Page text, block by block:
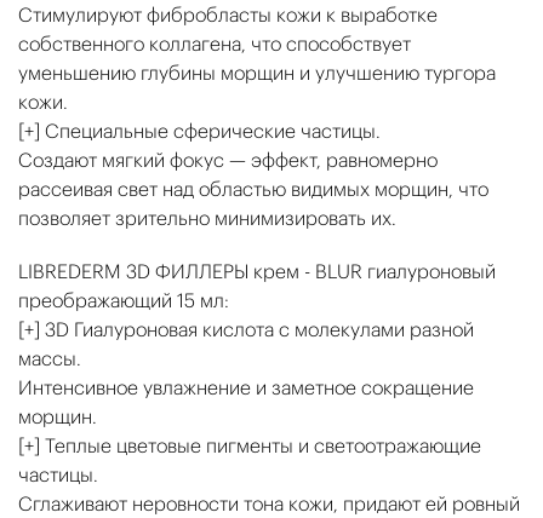
Стимулируют фибробласты кожи к выработке
собственного коллагена, что способствует
уменьшению глубины морщин и улучшению тургора
кожи.
[+] Специальные сферические частицы.
Создают мягкий фокус — эффект, равномерно
рассеивая свет над областью видимых морщин, что
позволяет зрительно минимизировать их.
LIBREDERM 3D ФИЛЛЕРЫ крем - BLUR гиалуроновый
преображающий 15 мл:
[+] 3D Гиалуроновая кислота c молекулами разной
массы.
Интенсивное увлажнение и заметное сокращение
морщин.
[+] Теплые цветовые пигменты и светоотражающие
частицы.
Сглаживают неровности тона кожи, придают ей ровный